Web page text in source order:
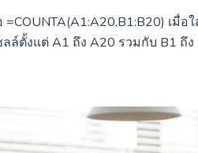
เมื่อ
ล์ตั้งแต่ A1 ถึง A20 รวมกับ B1 ถึ